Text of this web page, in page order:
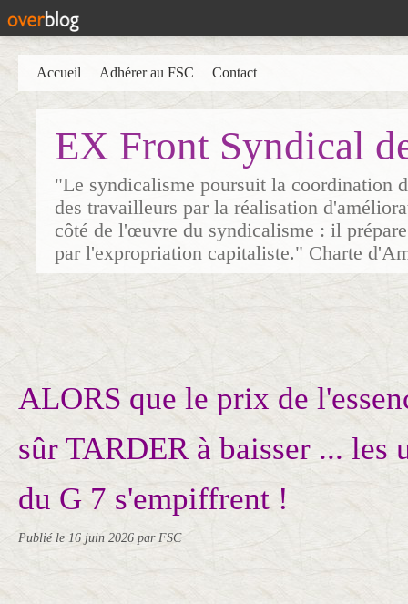
EX Front Syndical
"Le syndicalisme poursuit la coordination
des travailleurs par la réalisation
côté de l'œuvre du syndicalisme : il
par l'expropriation capitaliste." Charte
Accueil Adhérer au FSC Contact
ALORS que le prix de
sûr TARDER à baisser ... les
du G 7 s'empiffrent !
Publié le 16 juin 2026 par FSC